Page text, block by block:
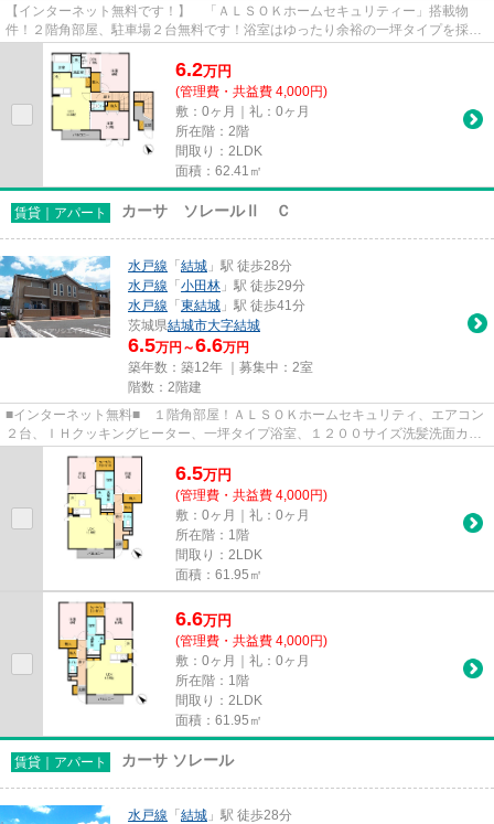
【インターネット無料です！】 「ＡＬＳＯＫホームセキュリティー」搭載物
件！２階角部屋、駐車場２台無料です！浴室はゆったり余裕の一坪タイプを採
用、窓も遮音性・断熱性に優れた...
6.2万円
(管理費・共益費 4,000円)
敷：0ヶ月｜礼：0ヶ月
所在階：2階
間取り：2LDK
面積：62.41㎡
賃貸｜アパート カーサ ソレールⅡ Ｃ
水戸線 「 結城 」駅 徒歩28分
水戸線 「 小田林 」駅 徒歩29分
水戸線 「 東結城 」駅 徒歩41分
茨城県結城市大字結城
6.5万円～6.6万円
築年数：築12年 ｜募集中： 2室
階数：2階建
■インターネット無料■ １階角部屋！ＡＬＳＯＫホームセキュリティ、エアコン
２台、ＩＨクッキングヒーター、一坪タイプ浴室、１２００サイズ洗髪洗面カウ
ンター、ウォークインクロー...
6.5万円
(管理費・共益費 4,000円)
敷：0ヶ月｜礼：0ヶ月
所在階：1階
間取り：2LDK
面積：61.95㎡
6.6万円
(管理費・共益費 4,000円)
敷：0ヶ月｜礼：0ヶ月
所在階：1階
間取り：2LDK
面積：61.95㎡
賃貸｜アパート カーサ ソレール
水戸線 「 結城 」駅 徒歩28分